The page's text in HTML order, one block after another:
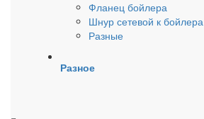
Фланец бойлера
Шнур сетевой к бойлера
Разные
Разное